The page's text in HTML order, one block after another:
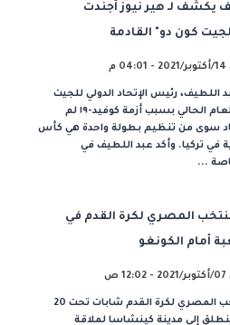
يكشف لـ هير نيوز أجندت
كون دو" القادمة
اللطيف، رئيس الإتحاد الدولي للجيت
كون دو، أن العام الحالي بسبب أزمة كوفيد-١٩ لم
سوى من تنظيم بطولة واحدة هي كأس
في تركيا. وأكد عبد اللطيف في
...
المصري لكرة القدم في
أمام الكونغو
يواجه المنتخب المصري لكرة القدم شابات تحت 20
إلى مدينة كينشاسا لملاقة